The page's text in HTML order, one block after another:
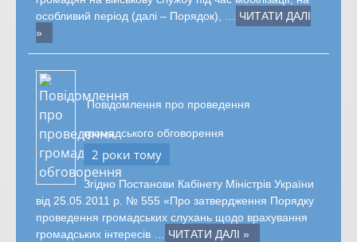
особливий період (далі – Порядок), … ЧИТАТИ ДАЛІ
»
Повідомлення про проведення
громадського обговорення
2 роки тому
Згідно Постанови Кабінету Міністрів України
від 25.05.2011 р. № 555 «Про затвердження Порядку
проведення громадських слухань щодо врахування
громадських інтересів … ЧИТАТИ ДАЛІ »